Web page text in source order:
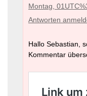
Montag,
Antworten
Hallo Sebastian,
Kommentar